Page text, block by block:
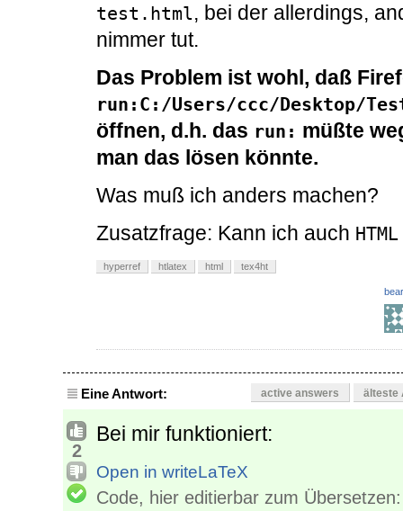
test.html, bei der allerdings,
nimmer tut.
Das Problem ist wohl, daß
run:C:/Users/ccc/Desktop/
öffnen, d.h. das run: müßte
man das lösen könnte.
Was muß ich anders machen?
Zusatzfrage: Kann ich auch
hyperref htlatex html tex4ht
Eine Antwort: active answers älteste
2
Bei mir funktioniert:
Open in writeLaTeX
Code, hier editierbar zum Übersetzen: